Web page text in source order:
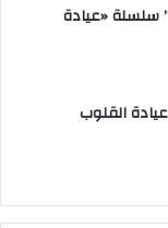
” سلسلة «عيادة